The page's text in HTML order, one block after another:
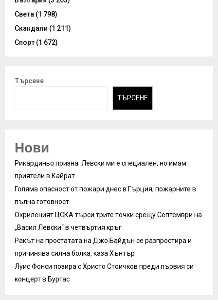
Света (1 798)
Скандали (1 211)
Спорт (1 672)
Търсене
ТЪРСЕНЕ
Нови
Рикардиньо призна: Левски ми е специален, но имам
приятели в Кайрат
Голяма опасност от пожари днес в Гърция, пожарните в
пълна готовност
Окриленият ЦСКА търси трите точки срещу Септември на
„Васил Левски“ в четвъртия кръг
Ракът на простатата на Джо Байдън се разпростира и
причинява силна болка, каза Хънтър
Луис Фонси позира с Христо Стоичков преди първия си
концерт в Бургас